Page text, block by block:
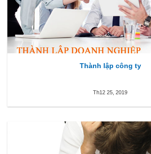
Thành lập công ty
Th12 25, 2019